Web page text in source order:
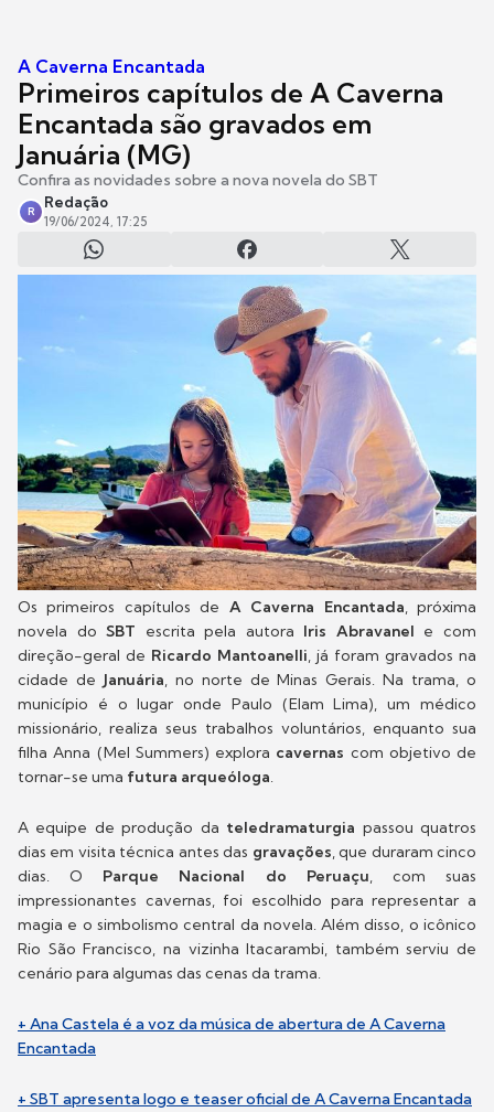
A Caverna Encantada
Primeiros capítulos de A Caverna
Encantada são gravados em
Januária (MG)
Confira as novidades sobre a nova novela do SBT
R
Redação
19/06/2024, 17:25
Os primeiros capítulos de A Caverna Encantada, próxima
novela doSBT escrita pela autora Iris Abravanel e com
direção-geral de Ricardo Mantoanelli, já foram gravados na
cidade de Januária, no norte de Minas Gerais. Na trama, o
município é o lugar onde Paulo (Elam Lima), um médico
missionário, realiza seus trabalhos voluntários, enquanto sua
filha Anna (Mel Summers) explora cavernas com objetivo de
tornar-se uma futura arqueóloga.
A equipe de produção da teledramaturgia passou quatros
dias em visita técnica antes das gravações, que duraram cinco
dias. O Parque Nacional do Peruaçu, com suas
impressionantes cavernas, foi escolhido para representar a
magia e o simbolismo central da novela. Além disso, o icônico
Rio São Francisco, na vizinha Itacarambi, também serviu de
cenário para algumas das cenas da trama.
+ Ana Castela é a voz da música de abertura de A Caverna
Encantada
+ SBT apresenta logo e teaser oficial de A Caverna Encantada